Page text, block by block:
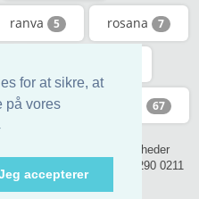
for at sikre, at
på vores
accepterer
ranva 5 rosana 7
vicky 309 67
bog. Alle rettigheder
- phone : +44 (0) 20 3290 0211